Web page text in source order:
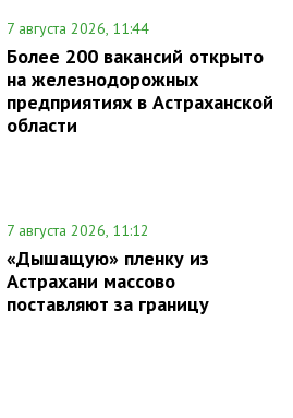
7 августа 2026, 11:44
Более 200 вакансий открыто
на железнодорожных
предприятиях в Астраханской
области
7 августа 2026, 11:12
«Дышащую» пленку из
Астрахани массово
поставляют за границу